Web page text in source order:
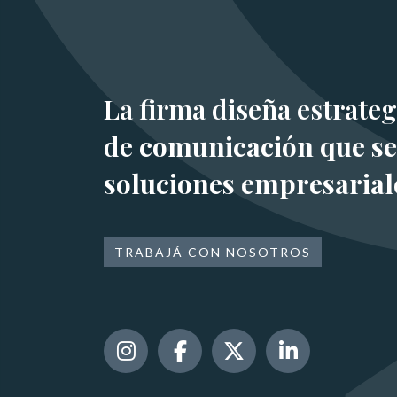
La firma diseña
de comunicación que
soluciones
TRABAJÁ CON NOSOTROS